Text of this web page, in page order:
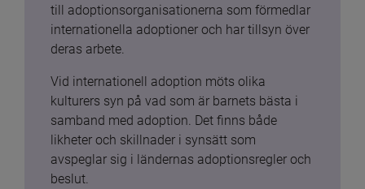
till adoptionsorganisationerna som förmedlar
internationella adoptioner och har tillsyn över
deras arbete.
Vid internationell adoption möts olika
kulturers syn på vad som är barnets bästa i
samband med adoption. Det finns både
likheter och skillnader i synsätt som
avspeglar sig i ländernas adoptionsregler och
beslut.